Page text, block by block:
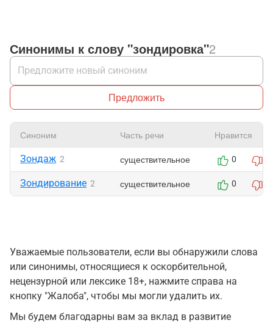
Синонимы к слову "зондировка"2
Предложить
Синоним Часть речи Нравится
Зондаж 2 существительное 0
Зондирование 2 существительное 0
Уважаемые пользователи, если вы обнаружили слова
или синонимы, относящиеся к оскорбительной,
нецензурной или лексике 18+, нажмите справа на
кнопку "Жалоба", чтобы мы могли удалить их.
Мы будем благодарны вам за вклад в развитие